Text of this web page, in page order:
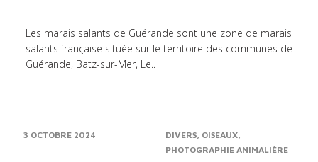
Les marais salants de Guérande sont une zone de marais
salants française située sur le territoire des communes de
Guérande, Batz-sur-Mer, Le..
3 OCTOBRE 2024 DIVERS OISEAUX
PHOTOGRAPHIE ANIMALIÈRE